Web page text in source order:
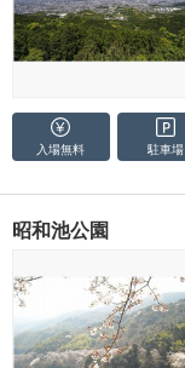
入場無料 駐車場
昭和池公園